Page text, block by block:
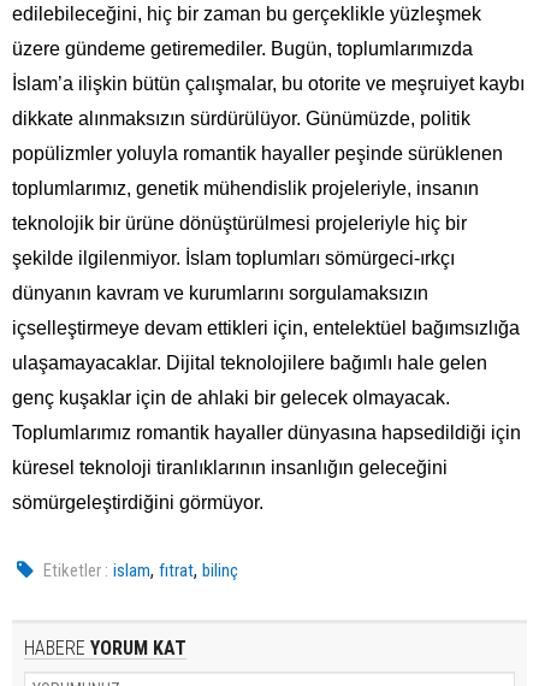
edilebileceğini, hiç bir zaman bu gerçeklikle yüzleşmek
üzere gündeme getiremediler. Bugün, toplumlarımızda
İslam’a ilişkin bütün çalışmalar, bu otorite ve meşruiyet kaybı
dikkate alınmaksızın sürdürülüyor. Günümüzde, politik
popülizmler yoluyla romantik hayaller peşinde sürüklenen
toplumlarımız, genetik mühendislik projeleriyle, insanın
teknolojik bir ürüne dönüştürülmesi projeleriyle hiç bir
şekilde ilgilenmiyor. İslam toplumları sömürgeci-ırkçı
dünyanın kavram ve kurumlarını sorgulamaksızın
içselleştirmeye devam ettikleri için, entelektüel bağımsızlığa
ulaşamayacaklar. Dijital teknolojilere bağımlı hale gelen
genç kuşaklar için de ahlaki bir gelecek olmayacak.
Toplumlarımız romantik hayaller dünyasına hapsedildiği için
küresel teknoloji tiranlıklarının insanlığın geleceğini
sömürgeleştirdiğini görmüyor.
Etiketler : islam,fıtrat,bilinç
HABERE YORUM KAT